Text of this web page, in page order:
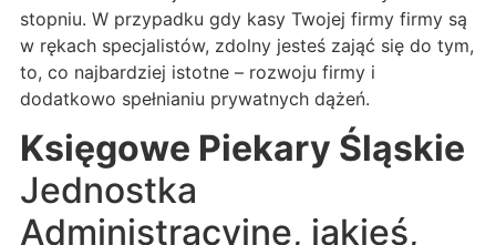
stopniu. W przypadku gdy kasy Twojej firmy firmy są
w rękach specjalistów, zdolny jesteś zająć się do tym,
to, co najbardziej istotne – rozwoju firmy i
dodatkowo spełnianiu prywatnych dążeń.
Księgowe Piekary Śląskie
Jednostka
Administracyjne, jakieś,